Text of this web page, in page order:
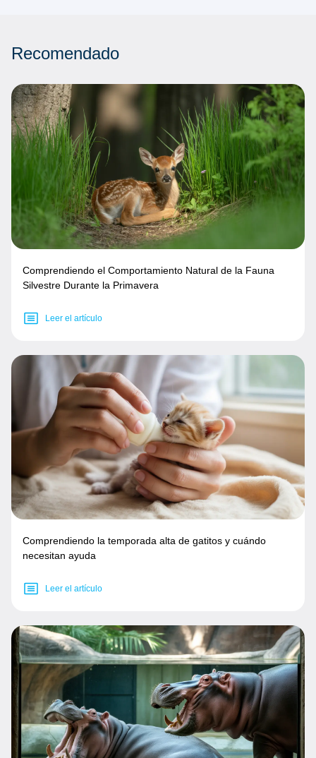
Recomendado
Comprendiendo el Comportamiento Natural de la Fauna
Silvestre Durante la Primavera
Leer el artículo
Comprendiendo la temporada alta de gatitos y cuándo
necesitan ayuda
Leer el artículo